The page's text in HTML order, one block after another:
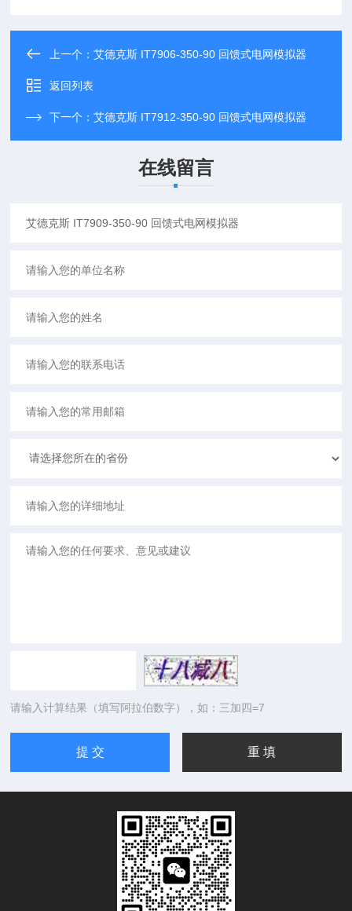
上一个：艾德克斯 IT7906-350-90 回馈式电网模拟器
返回列表
下一个：艾德克斯 IT7912-350-90 回馈式电网模拟器
在线留言
请输入计算结果（填写阿拉伯数字），如：三加四=7